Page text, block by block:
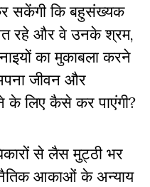
सकेंगी कि बहुसंख्यक
रहे और वे उनके श्रम,
का मुकाबला करने
जीवन और
के लिए कैसे कर पाएंगी?
से लैस मुट्ठी भर
आकाओं के अन्याय